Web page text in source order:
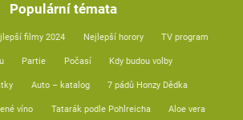
Populární témata
filmy 2024 Nejlepší horory TV program
Partie Počasí Kdy budou volby
Auto – katalog 7 pádů Honzy Dědka
víno Tatarák podle Pohlreicha Aloe vera